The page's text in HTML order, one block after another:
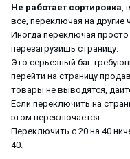
Не работает сортировка,
все, переключая на другие
Иногда переключая
перезагрузишь страницу.
Это серьезный баг
перейти на страницу
товары не выводятся,
Если переключить на
этом переключается.
Переключить с 20 на 40
40.